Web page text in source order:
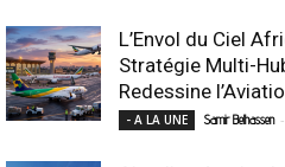
L’Envol du Ciel
Stratégie Multi-
Redessine
- A LA UNE Samir Belhassen -